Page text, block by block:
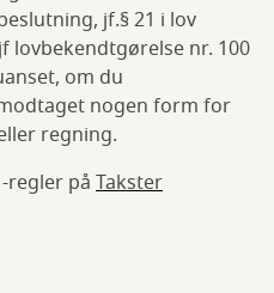
jf.§ 21 i lov
lovbekendtgørelse nr. 100
om du
nogen form for
regning.
regler på Takster